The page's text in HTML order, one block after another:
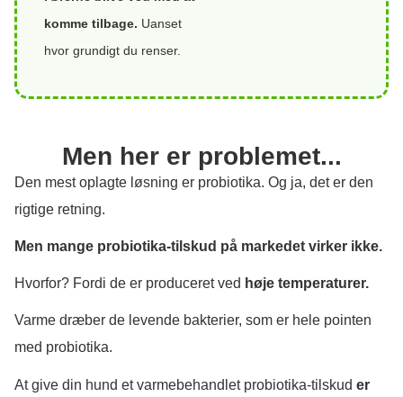
komme tilbage. Uanset
hvor grundigt du renser.
Men her er problemet...
Den mest oplagte løsning er probiotika. Og ja, det er den
rigtige retning.
Men mange probiotika-tilskud på markedet virker ikke.
Hvorfor? Fordi de er produceret ved høje temperaturer.
Varme dræber de levende bakterier, som er hele pointen
med probiotika.
At give din hund et varmebehandlet probiotika-tilskud er